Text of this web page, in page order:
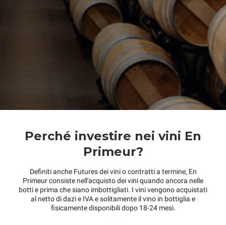
Perché investire nei vini En
Primeur?
Definiti anche Futures dei vini o contratti a termine, En
Primeur consiste nell'acquisto dei vini quando ancora nelle
botti e prima che siano imbottigliati. I vini vengono acquistati
al netto di dazi e IVA e solitamente il vino in bottiglia e
fisicamente disponibili dopo 18-24 mesi.